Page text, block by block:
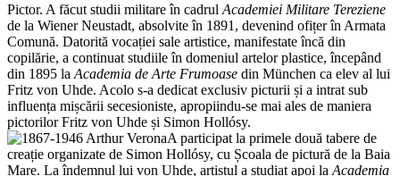
Pictor. A făcut studii militare în cadrul Academiei Militare Tereziene
de la Wiener Neustadt, absolvite în 1891, devenind ofițer în Armata
Comună. Datorită vocației sale artistice, manifestate încă din
copilărie, a continuat studiile în domeniul artelor plastice, începând
din 1895 la Academia de Arte Frumoase din München ca elev al lui
Fritz von Uhde. Acolo s-a dedicat exclusiv picturii și a intrat sub
influența mișcării secesioniste, apropiindu-se mai ales de maniera
pictorilor Fritz von Uhde și Simon Hollósy.
A participat la primele două tabere de
creație organizate de Simon Hollósy, cu Școala de pictură de la Baia
Mare. La îndemnul lui von Uhde, artistul a studiat apoi la Academia